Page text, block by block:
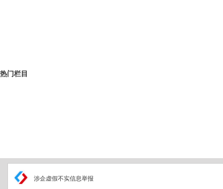
热门栏目
涉企虚假不实信息举报